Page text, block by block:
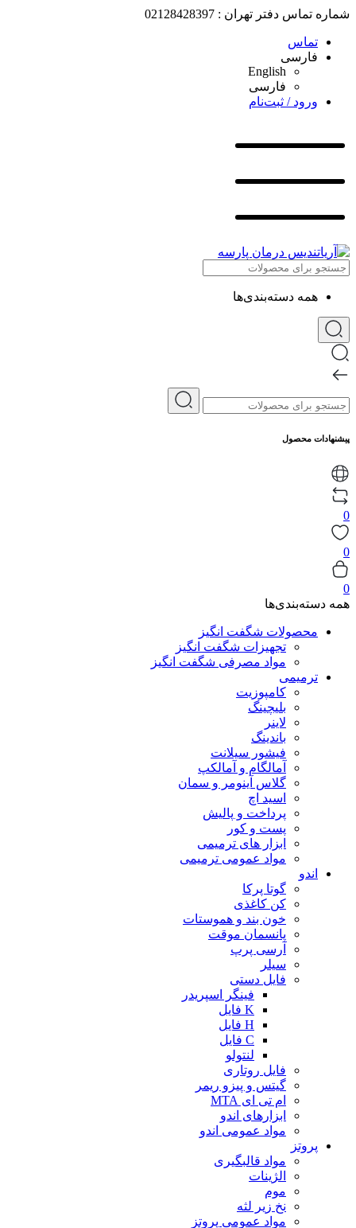
شماره تماس دفتر تهران : 02128428397
تماس
فارسی
English
فارسی
ورود / ثبت‌نام
همه دسته‌بندی‌ها
پیشنهادات محصول
0
0
0
همه دسته‌بندی‌ها
محصولات شگفت انگیز
تجهیزات شگفت انگیز
مواد مصرفی شگفت انگیز
ترمیمی
کامپوزیت
بلیچینگ
لاینر
باندینگ
فیشور سیلانت
آمالگام و آمالکپ
گلاس آینومر و سمان
اسید اچ
پرداخت و پالیش
پست و کور
ابزار های ترمیمی
مواد عمومی ترمیمی
اندو
گوتا پرکا
کن کاغذی
خون بند و هموستات
پانسمان موقت
آرسی پرپ
سیلر
فایل دستی
فینگر اسپریدر
K فایل
H فایل
C فایل
لنتولو
فایل روتاری
گیتس و پیزو ریمر
ام تی ای MTA
ابزارهای اندو
مواد عمومی اندو
پروتز
مواد قالبگیری
الژینات
موم
نخ زیر لثه
مواد عمومی پروتز